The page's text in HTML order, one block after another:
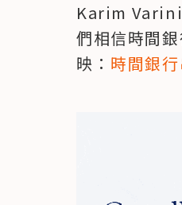
Karim Varini
們相信時間
映： 時間銀